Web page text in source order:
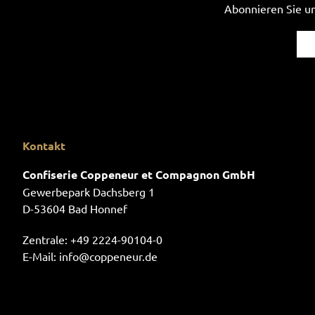
Abonnieren Sie
Kontakt
Confiserie Coppeneur et Compagnon GmbH
Gewerbepark Dachsberg 1
D-53604 Bad Honnef
Zentrale: +49 2224-90104-0
E-Mail: info@coppeneur.de